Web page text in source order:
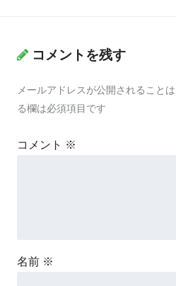
コメントを残す
メールアドレスが公開されることは
る欄は必須項目です
コメント ※
名前 ※